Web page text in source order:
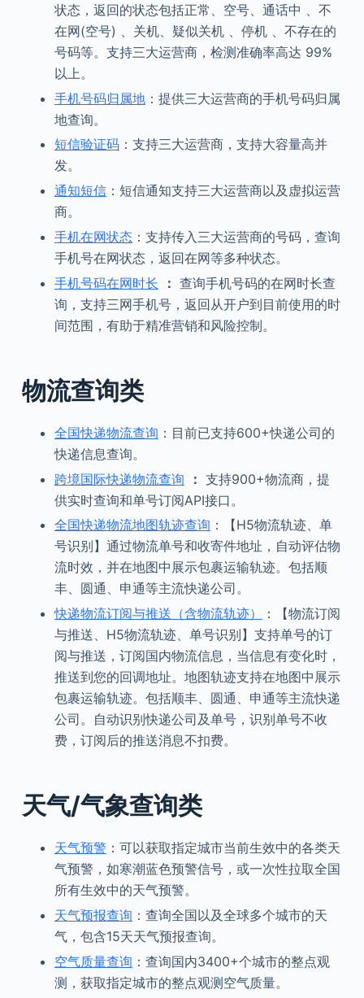
状态，返回的状态包括正常、空号、通话中 、不
在网(空号) 、关机、疑似关机 、停机 、不存在的
号码等。支持三大运营商，检测准确率高达 99%
以上。
手机号码归属地：提供三大运营商的手机号码归属
地查询。
短信验证码：支持三大运营商，支持大容量高并
发。
通知短信：短信通知支持三大运营商以及虚拟运营
商。
手机在网状态：支持传入三大运营商的号码，查询
手机号在网状态，返回在网等多种状态。
手机号码在网时长
： 查询手机号码的在网时长查
询，支持三网手机号，返回从开户到目前使用的时
间范围，有助于精准营销和风险控制。
物流查询类
全国快递物流查询 ：目前已支持600+快递公司的
快递信息查询。
跨境国际快递物流查询
： 支持900+物流商，提
供实时查询和单号订阅API接口。
全国快递物流地图轨迹查询 ：【H5物流轨迹、单
号识别】通过物流单号和收寄件地址，自动评估物
流时效，并在地图中展示包裹运输轨迹。包括顺
丰、圆通、申通等主流快递公司。
快递物流订阅与推送（含物流轨迹）
：【物流订阅
与推送、H5物流轨迹、单号识别】支持单号的订
阅与推送，订阅国内物流信息，当信息有变化时，
推送到您的回调地址。地图轨迹支持在地图中展示
包裹运输轨迹。包括顺丰、圆通、申通等主流快递
公司。自动识别快递公司及单号，识别单号不收
费，订阅后的推送消息不扣费。
天气/气象查询类
天气预警 ：可以获取指定城市当前生效中的各类天
气预警，如寒潮蓝色预警信号，或一次性拉取全国
所有生效中的天气预警。
天气预报查询 ：查询全国以及全球多个城市的天
气，包含15天天气预报查询。
空气质量查询 ：查询国内3400+个城市的整点观
测，获取指定城市的整点观测空气质量。